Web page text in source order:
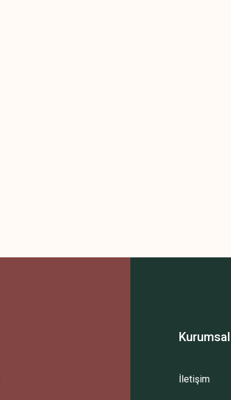
Kurumsal
İletişim